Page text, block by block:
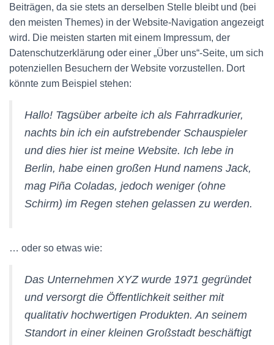
Beiträgen, da sie stets an derselben Stelle bleibt und (bei
den meisten Themes) in der Website-Navigation angezeigt
wird. Die meisten starten mit einem Impressum, der
Datenschutzerklärung oder einer „Über uns“-Seite, um sich
potenziellen Besuchern der Website vorzustellen. Dort
könnte zum Beispiel stehen:
Hallo! Tagsüber arbeite ich als Fahrradkurier,
nachts bin ich ein aufstrebender Schauspieler
und dies hier ist meine Website. Ich lebe in
Berlin, habe einen großen Hund namens Jack,
mag Piña Coladas, jedoch weniger (ohne
Schirm) im Regen stehen gelassen zu werden.
… oder so etwas wie:
Das Unternehmen XYZ wurde 1971 gegründet
und versorgt die Öffentlichkeit seither mit
qualitativ hochwertigen Produkten. An seinem
Standort in einer kleinen Großstadt beschäftigt